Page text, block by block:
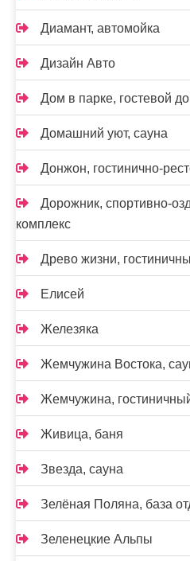
Диамант, автомойка
Дизайн Авто
Дом в парке, гостевой
Домашний уют, сауна
Донжон, гостинично-
Дорожник, спортивно-
комплекс
Древо жизни,
Елисей
Железяка
Жемчужина Востока,
Жемчужина,
Живица, баня
Звезда, сауна
Зелёная Поляна, база
Зеленецкие Альпы